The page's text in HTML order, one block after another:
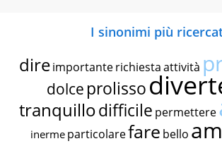
I sinonimi più
dire importante richiestaattività
dolce prolisso
tranquillodifficile permettere
inerme particolarefare bello